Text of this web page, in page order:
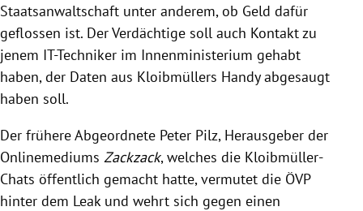
Staatsanwaltschaft unter anderem, ob Geld dafür
geflossen ist. Der Verdächtige soll auch Kontakt zu
jenem IT-Techniker im Innenministerium gehabt
haben, der Daten aus Kloibmüllers Handy abgesaugt
haben soll.
Der frühere Abgeordnete Peter Pilz, Herausgeber der
Onlinemediums Zackzack, welches die Kloibmüller-
Chats öffentlich gemacht hatte, vermutet die ÖVP
hinter dem Leak und wehrt sich gegen einen